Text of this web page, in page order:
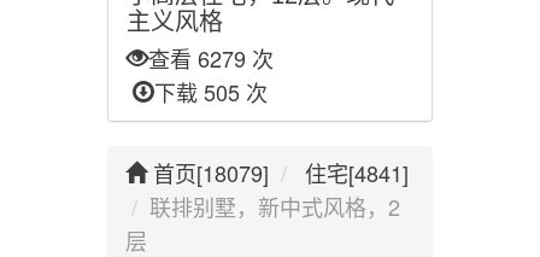
主义风格
查看 6279 次
下载 505 次
首页[18079]
住宅[4841]
联排别墅，新中式风格，2
层